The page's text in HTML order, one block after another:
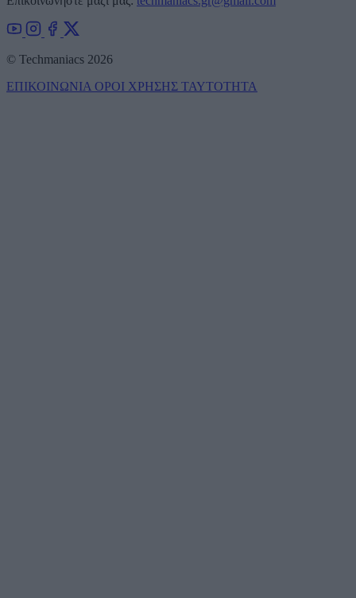
© Techmaniacs 2026
ΕΠΙΚΟΙΝΩΝΙΑ ΟΡΟΙ ΧΡΗΣΗΣ ΤΑΥΤΟΤΗΤΑ